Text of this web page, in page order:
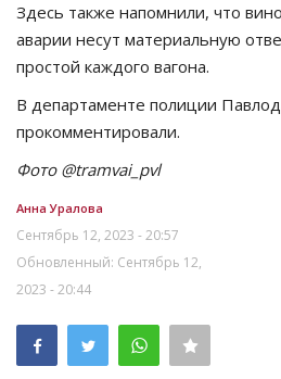
Здесь также напомнили, что
аварии несут материальную
простой каждого вагона.
В департаменте полиции
прокомментировали.
Фото @tramvai_pvl
Анна Уралова
Сентябрь 12, 2023 - 20:57
Обновленный: Сентябрь 12,
2023 - 20:44